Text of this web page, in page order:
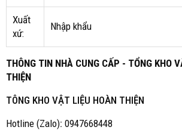
Xuất
xứ:
Nhập khẩu
THÔNG TIN NHÀ CUNG CẤP - TỔNG KHO
THIỆN
TÔNG KHO VẬT LIỆU HOÀN THIỆN
Hotline (Zalo): 0947668448